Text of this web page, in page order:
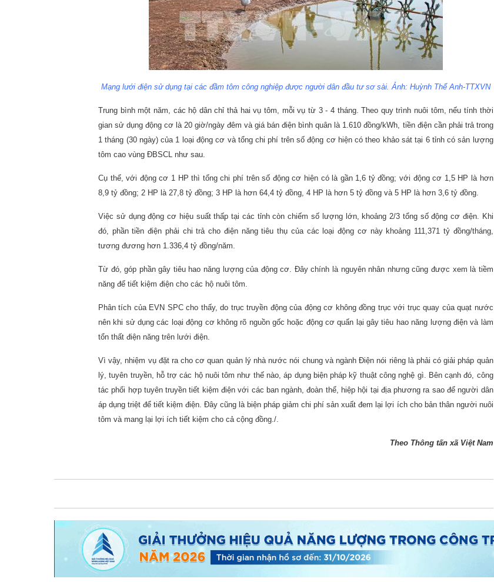
Mạng lưới điện sử dụng tại các đầm tôm công nghiệp được người dân đầu tư sơ sài. Ảnh: Huỳnh Thế Anh-TTXVN
Trung bình một năm, các hộ dân chỉ thả hai vụ tôm, mỗi vụ từ 3 - 4 tháng. Theo quy trình nuôi tôm, nếu tính thời
gian sử dụng động cơ là 20 giờ/ngày đêm và giá bán điện bình quân là 1.610 đồng/kWh, tiền điện cần phải trả trong
1 tháng (30 ngày) của 1 loại động cơ và tổng chi phí trên số động cơ hiện có theo khảo sát tại 6 tỉnh có sản lượng
tôm cao vùng ĐBSCL như sau.
Cụ thể, với động cơ 1 HP thì tổng chi phí trên số động cơ hiện có là gần 1,6 tỷ đồng; với động cơ 1,5 HP là hơn
8,9 tỷ đồng; 2 HP là 27,8 tỷ đồng; 3 HP là hơn 64,4 tỷ đồng, 4 HP là hơn 5 tỷ đồng và 5 HP là hơn 3,6 tỷ đồng.
Việc sử dụng động cơ hiệu suất thấp tại các tỉnh còn chiếm số lượng lớn, khoảng 2/3 tổng số động cơ điện. Khi
đó, phần tiền điện phải chi trả cho điện năng tiêu thụ của các loại động cơ này khoảng 111,371 tỷ đồng/tháng,
tương đương hơn 1.336,4 tỷ đồng/năm.
Từ đó, góp phần gây tiêu hao năng lượng của động cơ. Đây chính là nguyên nhân nhưng cũng được xem là tiềm
năng để tiết kiệm điện cho các hộ nuôi tôm.
Phân tích của EVN SPC cho thấy, do trục truyền động của động cơ không đồng trục với trục quay của quạt nước
nên khi sử dụng các loại động cơ không rõ nguồn gốc hoặc động cơ quấn lại gây tiêu hao năng lượng điện và làm
tổn thất điện năng trên lưới điện.
Vì vậy, nhiệm vụ đặt ra cho cơ quan quản lý nhà nước nói chung và ngành Điện nói riêng là phải có giải pháp quản
lý, tuyên truyền, hỗ trợ các hộ nuôi tôm như thế nào, áp dụng biện pháp kỹ thuật công nghệ gì. Bên cạnh đó, công
tác phối hợp tuyên truyền tiết kiệm điện với các ban ngành, đoàn thể, hiệp hội tại địa phương ra sao để người dân
áp dụng triệt để tiết kiệm điện. Đây cũng là biện pháp giảm chi phí sản xuất đem lại lợi ích cho bản thân người nuôi
tôm và mang lại lợi ích tiết kiệm cho cả cộng đồng./.
Theo Thông tấn xã Việt Nam